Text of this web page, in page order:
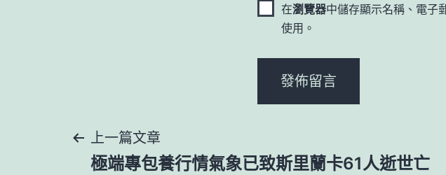
在瀏覽器中儲存顯示名稱、電子
使用。
文上一篇文章
極端專包養行情氣象已致斯里蘭卡61人逝世亡